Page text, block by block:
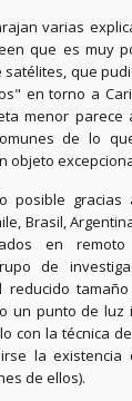
varias
que es muy
satélites, que
en torno a
menor
de lo
objeto
posible
Brasil,
en
de
reducido
un punto de luz
con la técnica
la
de ellos).